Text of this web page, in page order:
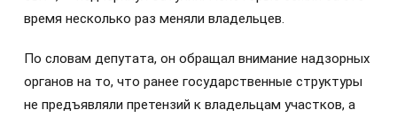
время несколько раз меняли владельцев.
По словам депутата, он обращал внимание надзорных
органов на то, что ранее государственные структуры
не предъявляли претензий к владельцам участков, а